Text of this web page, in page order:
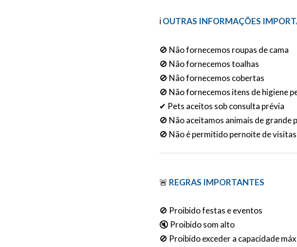
ℹ️ OUTRAS INFORMAÇÕES
🚫 Não fornecemos roupas de cama
🚫 Não fornecemos toalhas
🚫 Não fornecemos cobertas
🚫 Não fornecemos itens de higiene
✔ Pets aceitos sob consulta prévia
🚫 Não aceitamos animais de
🚫 Não é permitido pernoite de
🚨 REGRAS IMPORTANTES
🚫 Proibido festas e eventos
🔇 Proibido som alto
🚫 Proibido exceder a capacidade